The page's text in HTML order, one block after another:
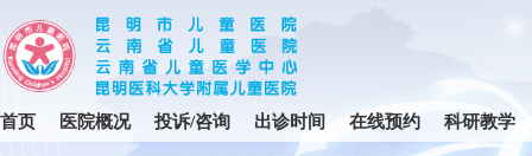
首页 医院概况 投诉/咨询 出诊时间 在线预约 科研教学